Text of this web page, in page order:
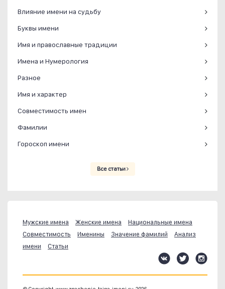
Влияние имени на судьбу
Буквы имени
Имя и православные традиции
Имена и Нумерология
Разное
Имя и характер
Совместимость имен
Фамилии
Гороскоп имени
Все статьи
Мужские имена Женские имена
Национальные имена
Совместимость
Именины Значение фамилий
Анализ
имени
Статьи